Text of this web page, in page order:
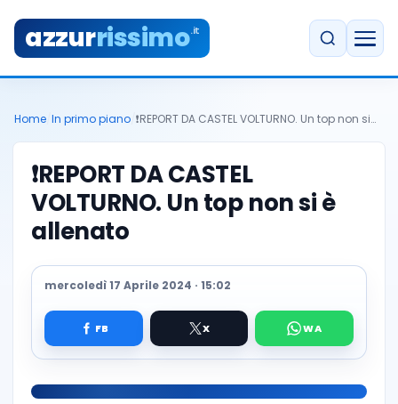
azzurrissimo.it
Home In primo piano ❗️REPORT DA CASTEL VOLTURNO. Un top non si…
❗️REPORT DA CASTEL
VOLTURNO. Un top non si è
allenato
mercoledì 17 Aprile 2024 · 15:02